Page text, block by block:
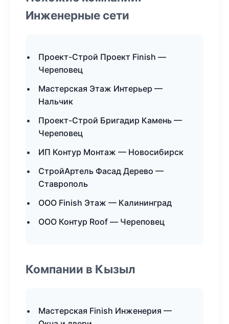
Инженерные сети
Проект-Строй Проект Finish —
Череповец
Мастерская Этаж Интерьер —
Нальчик
Проект-Строй Бригадир Камень —
Череповец
ИП Контур Монтаж — Новосибирск
СтройАртель Фасад Дерево —
Ставрополь
ООО Finish Этаж — Калининград
ООО Контур Roof — Череповец
Компании в Кызыл
Мастерская Finish Инженерия —